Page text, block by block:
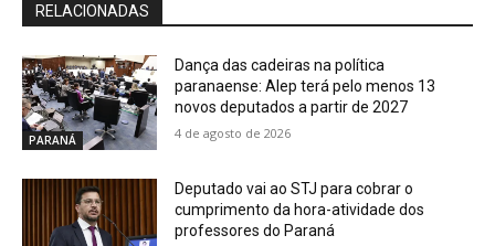
RELACIONADAS
PARANÁ
Dança das cadeiras na política
paranaense: Alep terá pelo menos 13
novos deputados a partir de 2027
4 de agosto de 2026
Deputado vai ao STJ para cobrar o
cumprimento da hora-atividade dos
professores do Paraná